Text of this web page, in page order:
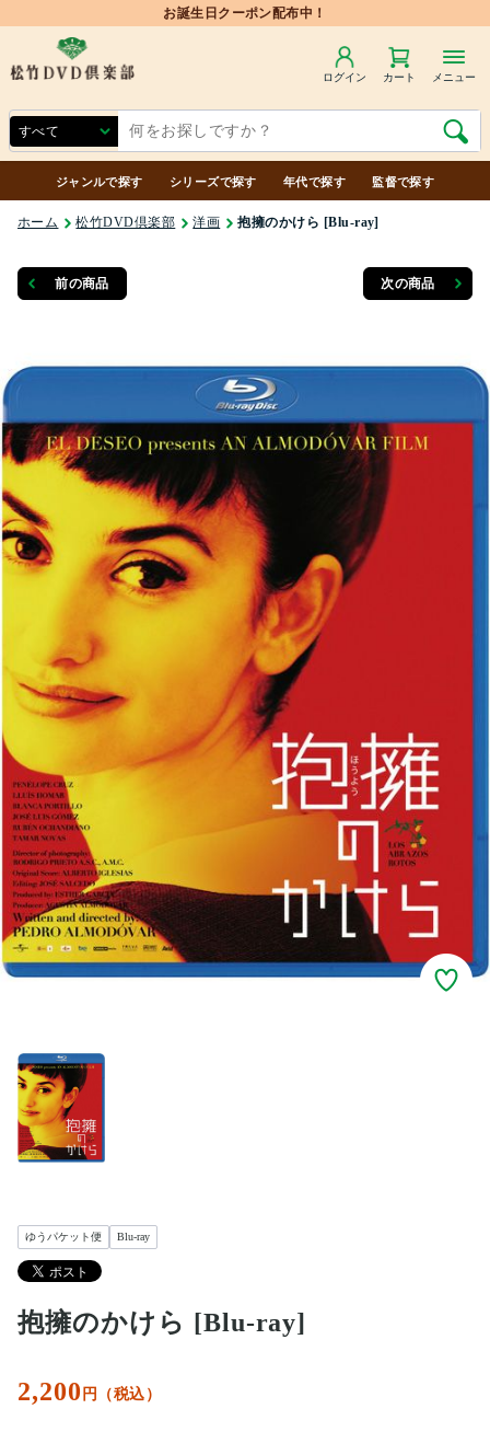
お誕生日クーポン配布中！
ログイン カート メニュー
ジャンルで探す シリーズで探す 年代で探す 監督で探す
ホーム 松竹DVD倶楽部 洋画 抱擁のかけら [Blu-ray]
前の商品 次の商品
ゆうパケット便 Blu-ray
抱擁のかけら [Blu-ray]
2,200 円（税込）